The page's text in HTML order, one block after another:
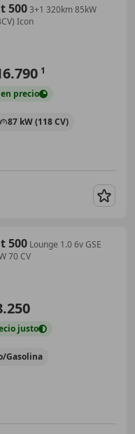
5003+1 320km 85kW
Icon
1
precio
87 kW (118 CV)
500 Lounge 1.0 6v GSE
70 CV
justo
Gasolina